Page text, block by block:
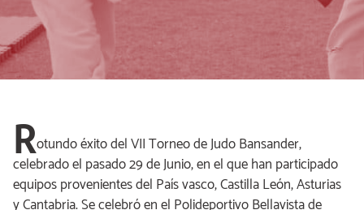
Rotundo éxito del VII Torneo de Judo Bansander,
celebrado el pasado 29 de Junio, en el que han participado
equipos provenientes del País vasco, Castilla León, Asturias
y Cantabria. Se celebró en el Polideportivo Bellavista de